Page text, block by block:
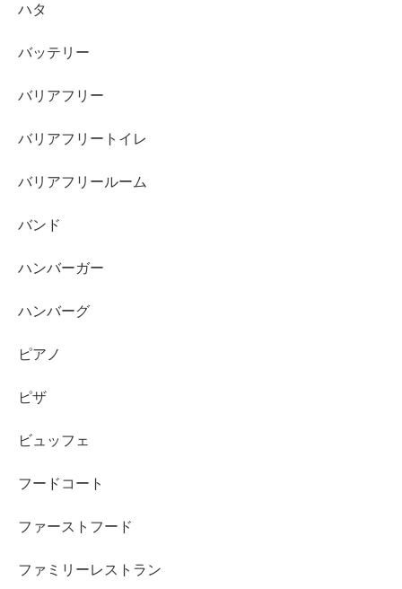
ハタ
バッテリー
バリアフリー
バリアフリートイレ
バリアフリールーム
バンド
ハンバーガー
ハンバーグ
ピアノ
ピザ
ビュッフェ
フードコート
ファーストフード
ファミリーレストラン